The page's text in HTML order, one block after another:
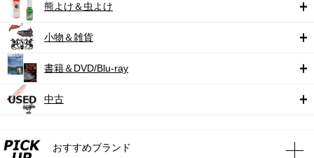
熊よけ＆虫よけ
小物＆雑貨
書籍＆DVD/Blu-ray
中古
おすすめブランド